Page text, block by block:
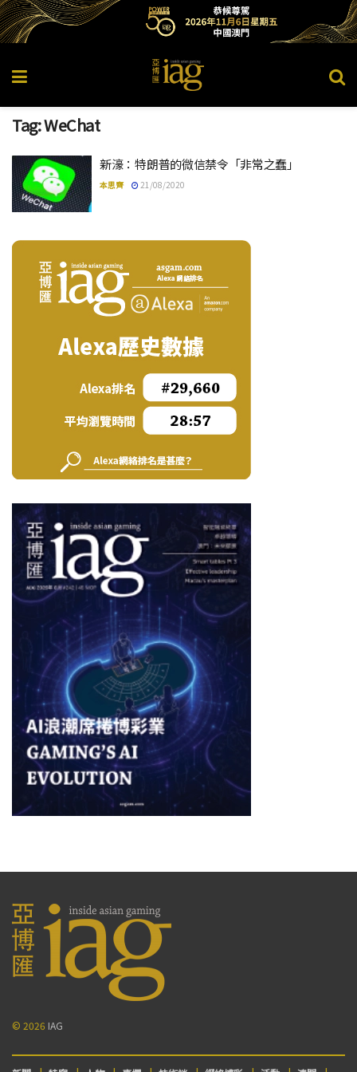
Tag:WeChat
新濠：特朗普的微信禁令「非常之蠢」
本思齊 21/08/2020
© 2026 IAG